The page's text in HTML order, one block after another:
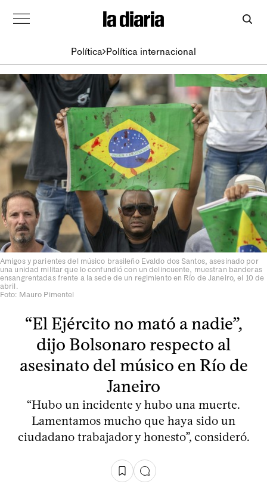
Política Política internacional
Amigos y parientes del músico brasileño Evaldo dos Santos, asesinado por
una unidad militar que lo confundió con un delincuente, muestran banderas
ensangrentadas frente a la sede de un regimiento en Río de Janeiro, el 10 de
abril.
Foto: Mauro Pimentel
“El Ejército no mató a nadie”,
dijo Bolsonaro respecto al
asesinato del músico en Río de
Janeiro
“Hubo un incidente y hubo una muerte.
Lamentamos mucho que haya sido un
ciudadano trabajador y honesto”, consideró.